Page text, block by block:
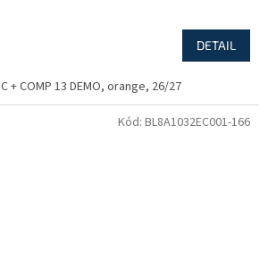
DETAIL
+ COMP 13 DEMO, orange, 26/27
Kód: BL8A1032EC001-166